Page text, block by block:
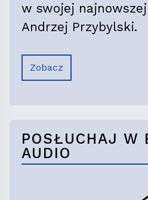
w swojej
Andrzej Przybylski.
Zobacz
POSŁUCHAJ W
AUDIO